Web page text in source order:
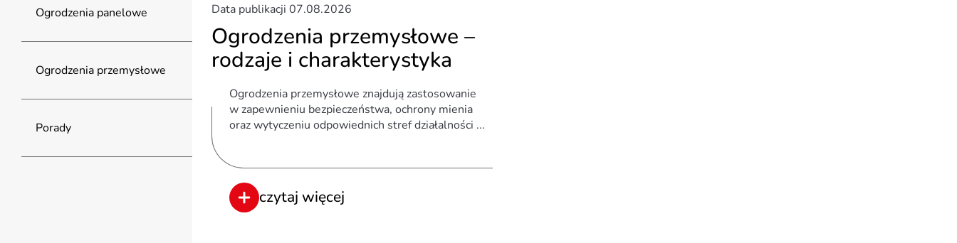
Ogrodzenia panelowe
Ogrodzenia przemysłowe
Porady
Data publikacji 07.08.2026
Ogrodzenia przemysłowe –
rodzaje i charakterystyka
Ogrodzenia przemysłowe znajdują zastosowanie
w zapewnieniu bezpieczeństwa, ochrony mienia
oraz wytyczeniu odpowiednich stref działalności ...
czytaj więcej